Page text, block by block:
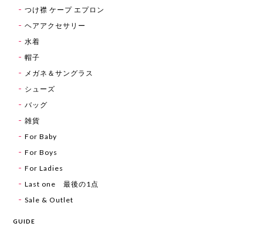
つけ襟 ケープ エプロン
ヘアアクセサリー
水着
帽子
メガネ＆サングラス
シューズ
バッグ
雑貨
For Baby
For Boys
For Ladies
Last one 最後の1点
Sale & Outlet
GUIDE